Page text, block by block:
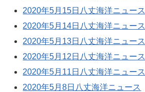
2020年5月15日八丈海洋ニュース
2020年5月14日八丈海洋ニュース
2020年5月13日八丈海洋ニュース
2020年5月12日八丈海洋ニュース
2020年5月11日八丈海洋ニュース
2020年5月8日八丈海洋ニュース